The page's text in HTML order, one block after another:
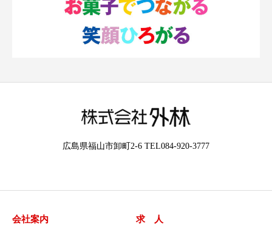
広島県福山市卸町2-6 TEL084-920-3777
会社案内 求 人